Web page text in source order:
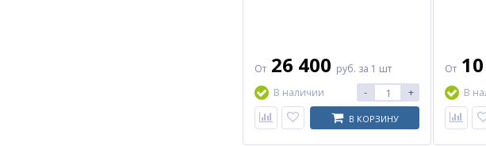
От 26 400 руб. за 1 шт
В наличии
- +
В КОРЗИНУ
От
В